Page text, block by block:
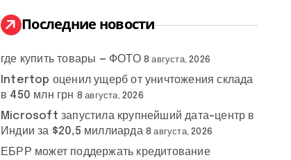
:
Последние новости
где купить товары — ФОТО 8 августа, 2026
Intertop оценил ущерб от уничтожения склада
в 450 млн грн 8 августа, 2026
Microsoft запустила крупнейший дата-центр в
Индии за $20,5 миллиарда 8 августа, 2026
ЕБРР может поддержать кредитование